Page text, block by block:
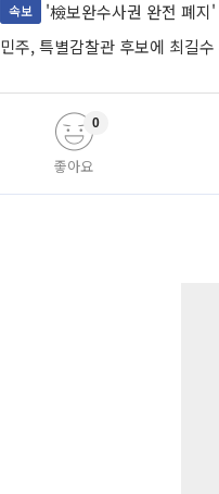
속보
'檢보완수사권 완전 폐지
민주, 특별감찰관 후보에 최길
좋아요
0